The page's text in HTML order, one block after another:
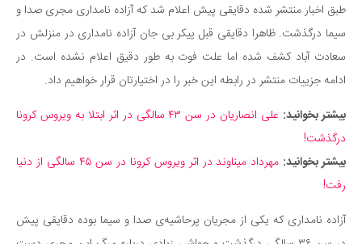
تغذیه سالم
بهداشت
بیماری و درمان
کودک و مادر
ورزش و تندرستی
روانشناسی
فرهنگ و هنر
طبق اخبار منتشر شده دقایقی پیش اعلام شد که آزاده نامداری مجری صدا و
سیما درگذشت. ظاهرا دقایقی قبل پیکر بی جان آزاده نامداری در منزلش در
سعادت آباد کشف شده اما علت فوت به طور دقیق اعلام نشده است. در
ادامه جزییات منتشر در رابطه این خبر را در اختیارتان قرار خواهیم داد.
بیشتر بخوانید:
علی انصاریان در سن ۴۳ سالگی در اثر ابتلا به ویروس کرونا
درگذشت!
بیشتر بخوانید:
مهرداد میناوند در اثر ویروس کرونا در سن ۴۵ سالگی از دنیا
رفت!
آزاده نامداری که یکی از مجریان پرحاشیه‌ی صدا و سیما بوده دقایقی پیش